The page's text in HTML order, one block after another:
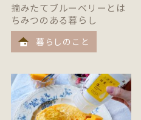
摘みたてブルーベリーとは
ちみつのある暮らし
暮らしのこと